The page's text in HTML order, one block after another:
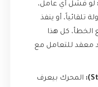
لو فشل أي عامل،
تلقائياً، أو ينفذ
كل هذا
معقد للتعامل مع
المحرك بيعرف